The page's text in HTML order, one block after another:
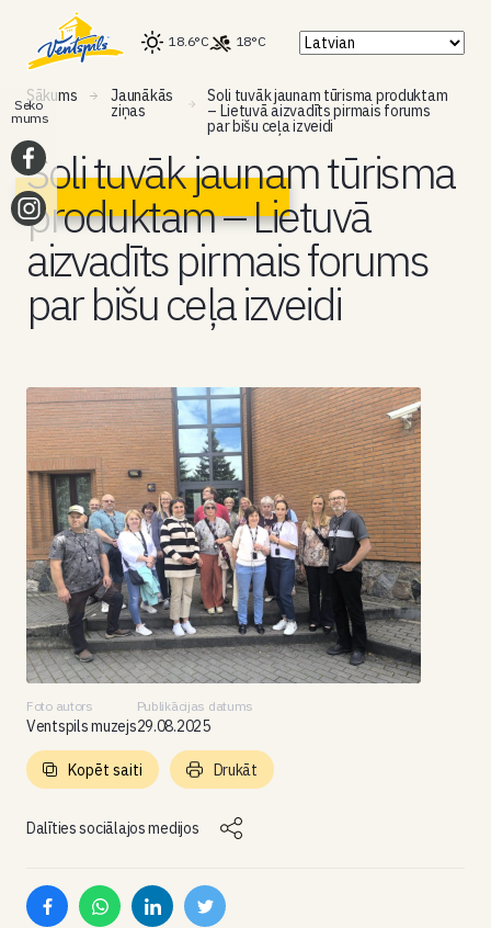
18.6°C 18°C
Sākums Jaunākās
ziņas
Soli tuvāk jaunam tūrisma produktam
– Lietuvā aizvadīts pirmais forums
par bišu ceļa izveidi
Soli tuvāk jaunam tūrisma
produktam – Lietuvā
aizvadīts pirmais forums
par bišu ceļa izveidi
Foto autors
Ventspils muzejs
Publikācijas datums
29.08.2025
Dalīties sociālajos medijos
Kopēt saiti Drukāt
Seko
mums